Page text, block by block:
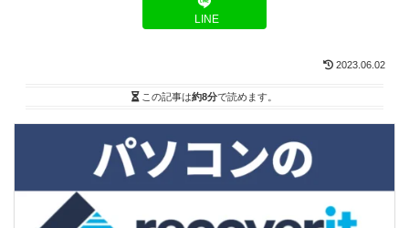
LINE
2023.06.02
この記事は約8分で読めます。